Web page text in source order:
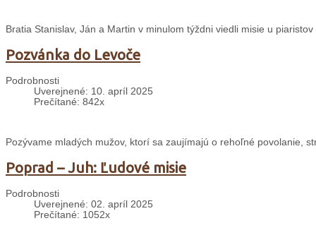
Bratia Stanislav, Ján a Martin v minulom týždni viedli misie u
Pozvánka do Levoče
Podrobnosti
Uverejnené: 10. apríl 2025
Prečítané: 842x
Pozývame mladých mužov, ktorí sa zaujímajú o rehoľné povolanie,
Poprad – Juh: Ľudové misie
Podrobnosti
Uverejnené: 02. apríl 2025
Prečítané: 1052x